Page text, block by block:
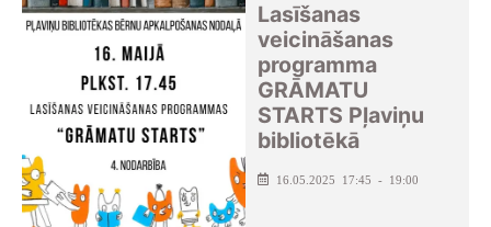
Lasīšanas
veicināšanas
programma
GRĀMATU
STARTS Pļaviņu
bibliotēkā
16.05.2025 17:45 - 19:00